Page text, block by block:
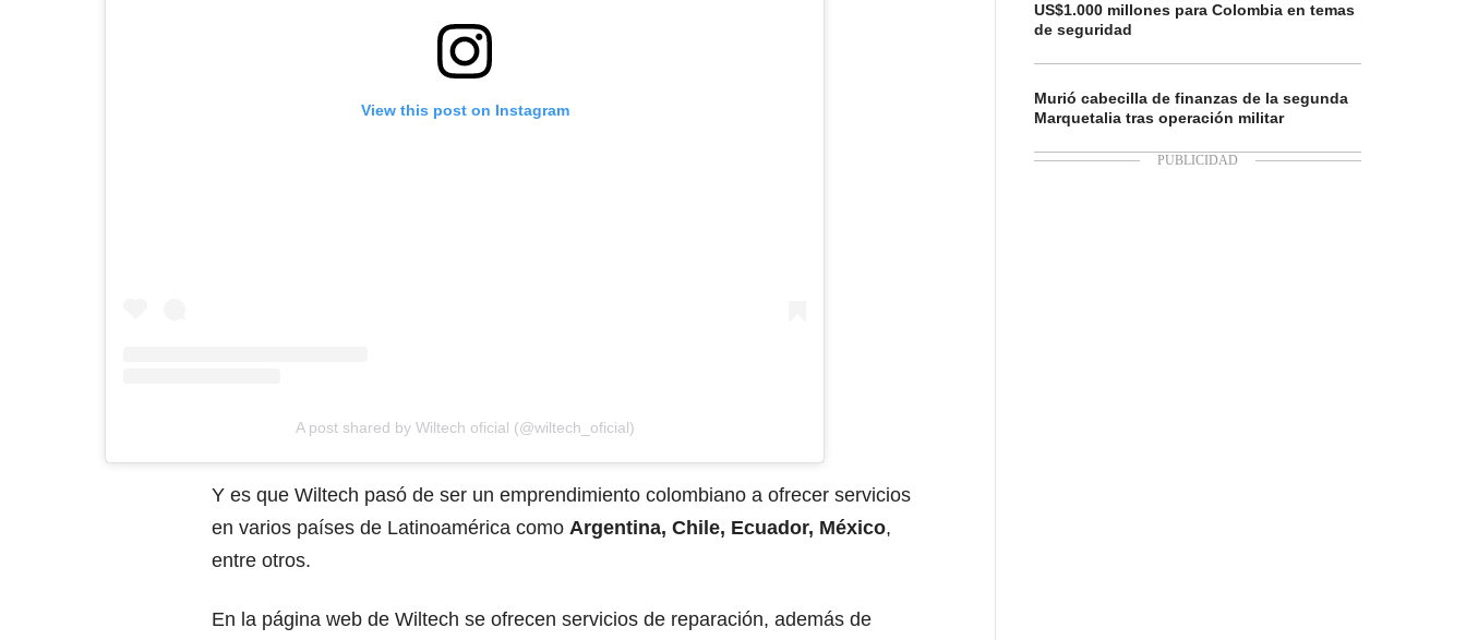
View this post on Instagram
A post shared by Wiltech oficial (@wiltech_oficial)
Y es que Wiltech pasó de ser un emprendimiento colombiano a ofrecer servicios
en varios países de Latinoamérica como Argentina, Chile, Ecuador, México,
entre otros.
En la página web de Wiltech se ofrecen servicios de reparación, además de
US$1.000 millones para Colombia en temas
de seguridad
Murió cabecilla de finanzas de la segunda
Marquetalia tras operación militar